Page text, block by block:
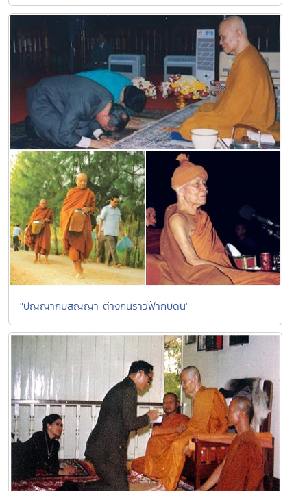
"ปัญญากับสัญญา ต่างกันราวฟ้ากับดิน"